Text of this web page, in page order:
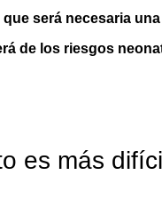
será necesaria
de los riesgos
es más